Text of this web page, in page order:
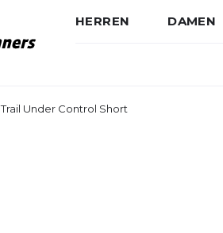
HERREN DAMEN
Trail Under Control Short